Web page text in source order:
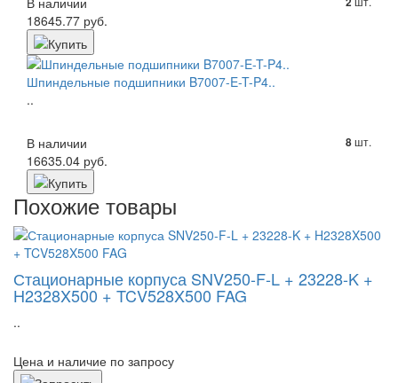
18645.77 руб.
Шпиндельные подшипники B7007-E-T-P4..
..
В наличии 8шт.
16635.04 руб.
Похожие товары
Стационарные корпуса SNV250-F-L + 23228-K +
H2328X500 + TCV528X500 FAG
..
Цена и наличие по запросу